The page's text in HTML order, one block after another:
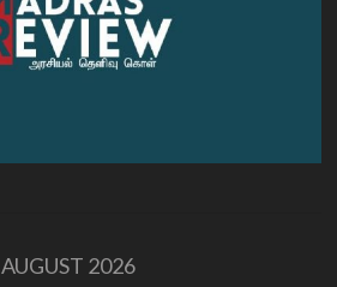
AUGUST 2026